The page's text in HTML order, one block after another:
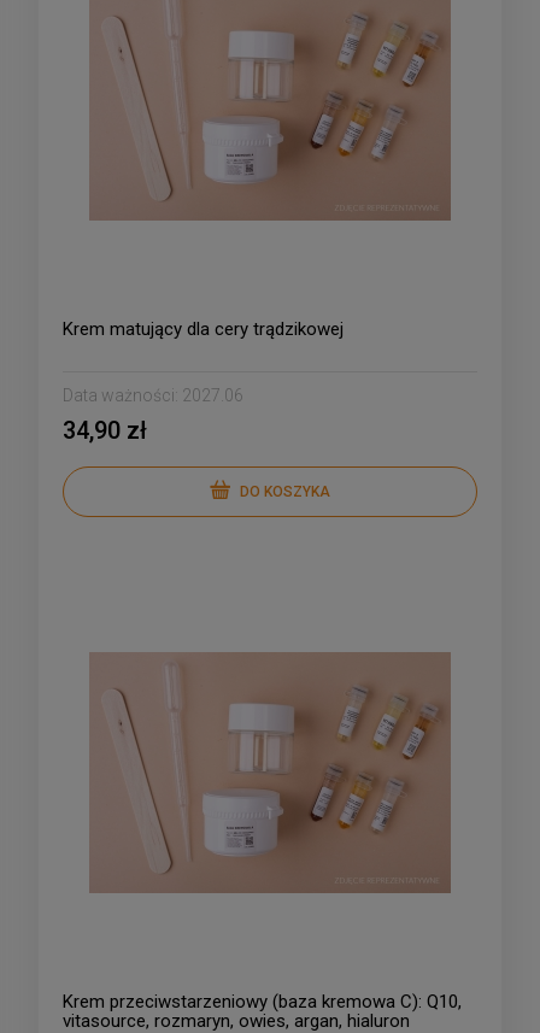
Krem matujący dla cery trądzikowej
Data ważności: 2027.06
34,90 zł
DO KOSZYKA
Krem przeciwstarzeniowy (baza kremowa C): Q10,
vitasource, rozmaryn, owies, argan, hialuron